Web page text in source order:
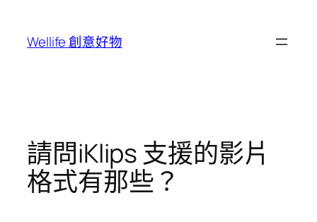
Wellife 創意好物
請問iKlips 支援的影片
格式有那些？